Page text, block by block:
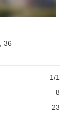
, 36
1/1
8
23